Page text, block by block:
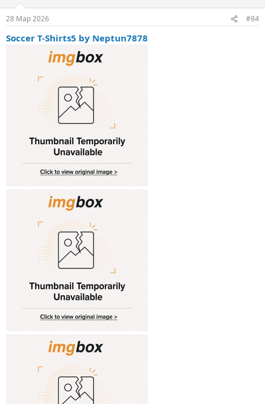
28 Мар 2026 #84
Soccer T-Shirts5 by Neptun7878